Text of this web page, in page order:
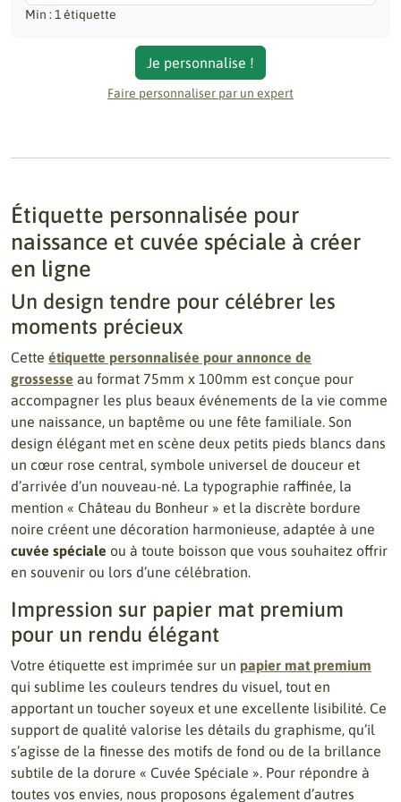
Min : 1 étiquette
Faire personnaliser par un expert
Je personnalise !
Étiquette personnalisée pour
naissance et cuvée spéciale à créer
en ligne
Un design tendre pour célébrer les
moments précieux
Cette étiquette personnalisée pour annonce de
grossesse au format 75mm x 100mm est conçue pour
accompagner les plus beaux événements de la vie comme
une naissance, un baptême ou une fête familiale. Son
design élégant met en scène deux petits pieds blancs dans
un cœur rose central, symbole universel de douceur et
d’arrivée d’un nouveau-né. La typographie raffinée, la
mention « Château du Bonheur » et la discrète bordure
noire créent une décoration harmonieuse, adaptée à une
cuvée spéciale ou à toute boisson que vous souhaitez offrir
en souvenir ou lors d’une célébration.
Impression sur papier mat premium
pour un rendu élégant
Votre étiquette est imprimée sur un papier mat premium
qui sublime les couleurs tendres du visuel, tout en
apportant un toucher soyeux et une excellente lisibilité. Ce
support de qualité valorise les détails du graphisme, qu’il
s’agisse de la finesse des motifs de fond ou de la brillance
subtile de la dorure « Cuvée Spéciale ». Pour répondre à
toutes vos envies, nous proposons également d’autres